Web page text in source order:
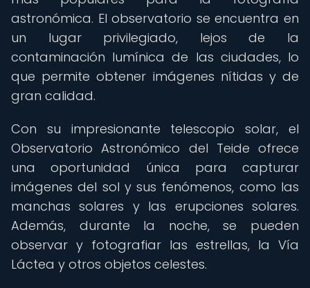
astronómica. El observatorio se encuentra en
un lugar privilegiado, lejos de la
contaminación lumínica de las ciudades, lo
que permite obtener imágenes nítidas y de
gran calidad.
Con su impresionante telescopio solar, el
Observatorio Astronómico del Teide ofrece
una oportunidad única para capturar
imágenes del sol y sus fenómenos, como las
manchas solares y las erupciones solares.
Además, durante la noche, se pueden
observar y fotografiar las estrellas, la Vía
Láctea y otros objetos celestes.